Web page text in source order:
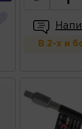
В 2-х и